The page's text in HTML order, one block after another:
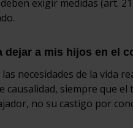
exigir medidas (art.
dejar a mis hijos en el
necesidades de la vida
siempre que
no su castigo por